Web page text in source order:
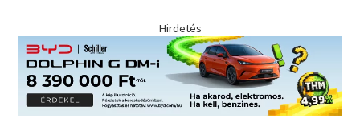
Hirdetés